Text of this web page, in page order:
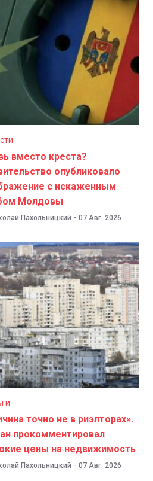
вместо креста?
опубликовало
с искаженным
Молдовы
Пахольницкий - 07 Авг. 2026
точно не в риэлторах».
прокомментировал
цены на недвижимость
Пахольницкий - 07 Авг. 2026